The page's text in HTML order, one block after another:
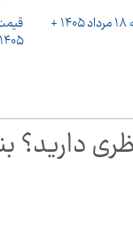
قیمت خودرو‌های سایپا امروز یکشنبه ۱۸ مرداد ۱۴۰۵ +
۱۴۰۵ + جدول